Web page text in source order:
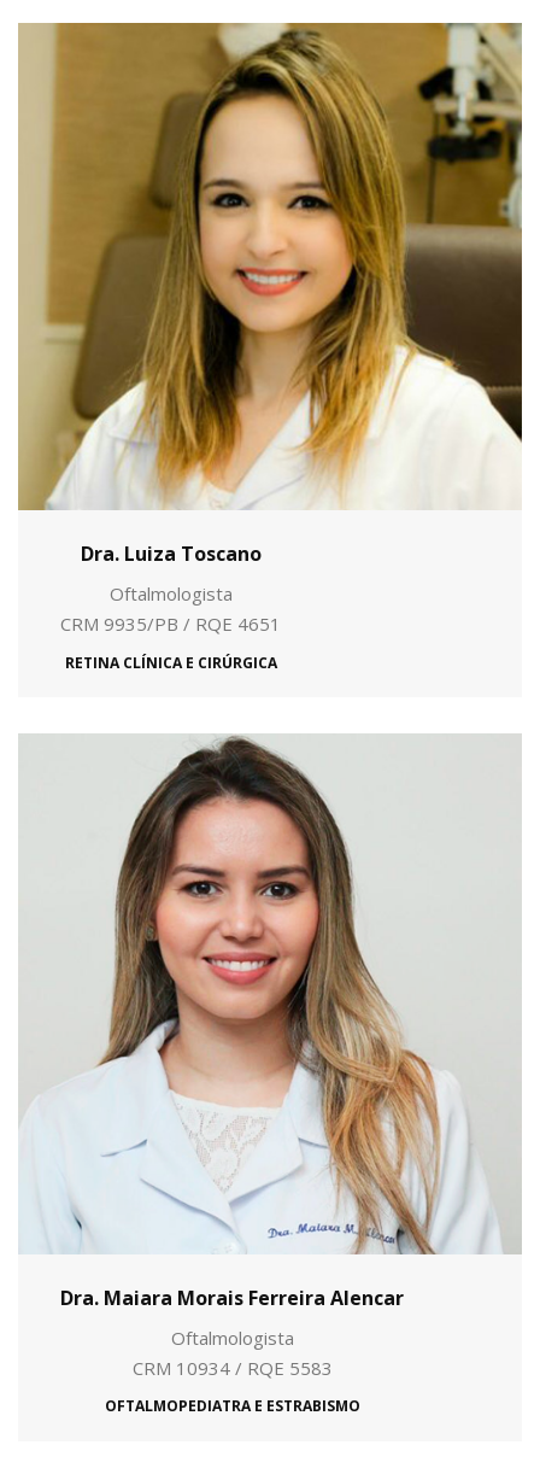
Dra. Luiza Toscano
Oftalmologista
CRM 9935/PB / RQE 4651
RETINA CLÍNICA E CIRÚRGICA
Dra. Maiara Morais Ferreira Alencar
Oftalmologista
CRM 10934 / RQE 5583
OFTALMOPEDIATRA E ESTRABISMO